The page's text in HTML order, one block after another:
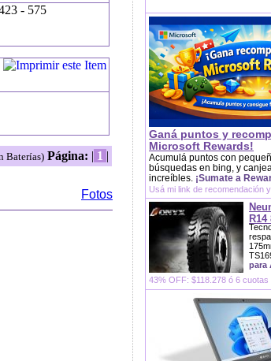
- 575
Baterías) Página: | 1 |
Fotos
Ganá puntos y
Microsoft Rewards!
Acumulá puntos con
búsquedas en bing, y
increíbles. ¡Sumate a
Usá mi link de recomendación
R14
para
43% OFF: $118.278 ó 6 cuotas